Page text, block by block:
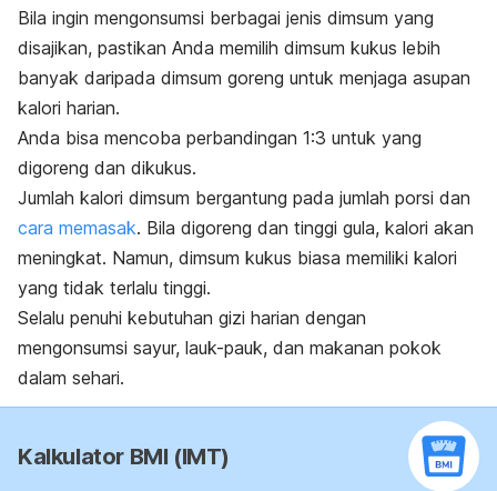
Bila ingin mengonsumsi berbagai jenis dimsum yang
disajikan, pastikan Anda memilih dimsum kukus lebih
banyak daripada dimsum goreng untuk menjaga asupan
kalori harian.
Anda bisa mencoba perbandingan 1:3 untuk yang
digoreng dan dikukus.
Jumlah kalori dimsum bergantung pada jumlah porsi dan
cara memasak. Bila digoreng dan tinggi gula, kalori akan
meningkat. Namun, dimsum kukus biasa memiliki kalori
yang tidak terlalu tinggi.
Selalu penuhi kebutuhan gizi harian dengan
mengonsumsi sayur, lauk-pauk, dan makanan pokok
dalam sehari.
Kalkulator BMI (IMT)